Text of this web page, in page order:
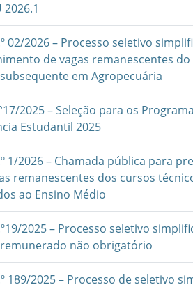
2026.1
02/2026 – Processo seletivo
de vagas remanescentes
em Agropecuária
2025 – Seleção para os
Estudantil 2025
1/2026 – Chamada pública para
remanescentes dos cursos
ao Ensino Médio
2025 – Processo seletivo
não obrigatório
189/2025 – Processo de seletivo